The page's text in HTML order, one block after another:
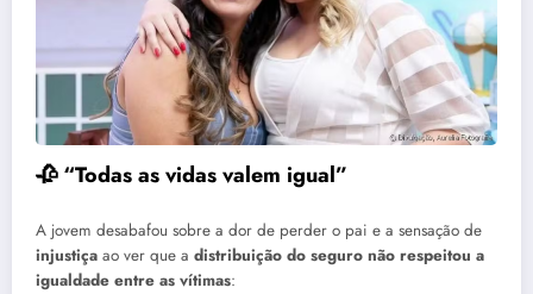
🥀 “Todas as vidas valem igual”
A jovem desabafou sobre a dor de perder o pai e a sensação de
injustiça ao ver que a distribuição do seguro não respeitou a
igualdade entre as vítimas: